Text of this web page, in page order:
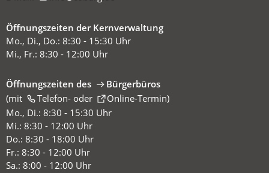
Öffnungszeiten der Kernverwaltung
Mo., Di., Do.: 8:30 - 15:30 Uhr
Mi., Fr.: 8:30 - 12:00 Uhr
Öffnungszeiten des
Bürgerbüros
(mit
Telefon-oder Online-Termin
(Öffnet
in
einem
neuen
Tab)
)
Mo., Di.: 8:30 - 15:30 Uhr
Mi.: 8:30 - 12:00 Uhr
Do.: 8:30 - 18:00 Uhr
Fr.: 8:30 - 12:00 Uhr
Sa.: 8:00 - 12:00 Uhr